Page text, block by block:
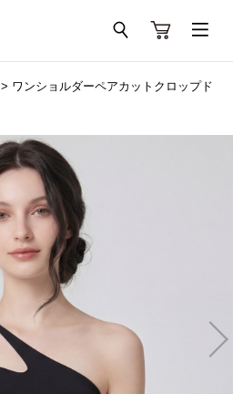
> ワンショルダーペアカットクロップド